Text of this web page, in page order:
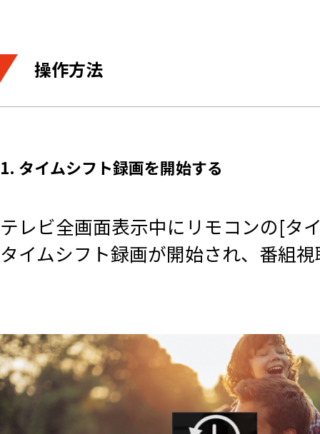
操作方法
1. タイムシフト録画を開始する
テレビ全画面表示中にリモコンの[タ
タイムシフト録画が開始され、番組